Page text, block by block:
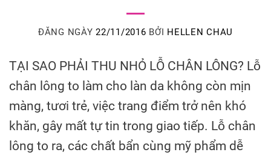
ĐĂNG NGÀY22/11/2016 BỞI HELLEN CHAU
TẠI SAO PHẢI THU NHỎ LỖ CHÂN LÔNG? Lỗ
chân lông to làm cho làn da không còn mịn
màng, tươi trẻ, việc trang điểm trở nên khó
khăn, gây mất tự tin trong giao tiếp. Lỗ chân
lông to ra, các chất bẩn cùng mỹ phẩm dễ